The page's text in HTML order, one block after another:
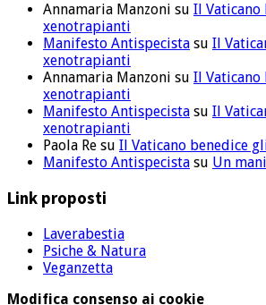
Annamaria Manzoni su Il Vaticano
xenotrapianti
Manifesto Antispecista su Il
xenotrapianti
Annamaria Manzoni su Il Vaticano
xenotrapianti
Manifesto Antispecista su Il
xenotrapianti
Paola Re su Il Vaticano benedice
Manifesto Antispecista su Un
Link proposti
Laverabestia
Psiche & Natura
Veganzetta
Modifica consenso ai cookie